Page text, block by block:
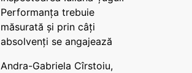
Performanța trebuie
măsurată și prin câți
absolvenți se angajează
Andra-Gabriela Cîrstoiu,